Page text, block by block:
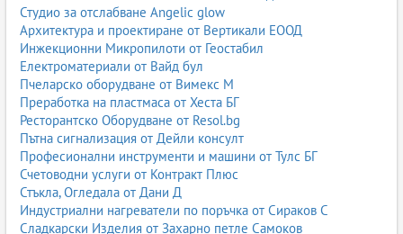
Студио за отслабване Angelic glow
Архитектура и проектиране от Вертикали ЕООД
Инжекционни Микропилоти от Геостабил
Електроматериали от Вайд бул
Пчеларско оборудване от Вимекс М
Преработка на пластмаса от Хеста БГ
Ресторантско Оборудване от Resol.bg
Пътна сигнализация от Дейли консулт
Професионални инструменти и машини от Тулс БГ
Счетоводни услуги от Контракт Плюс
Стъкла, Огледала от Дани Д
Индустриални нагреватели по поръчка от Сираков С
Сладкарски Изделия от Захарно петле Самоков